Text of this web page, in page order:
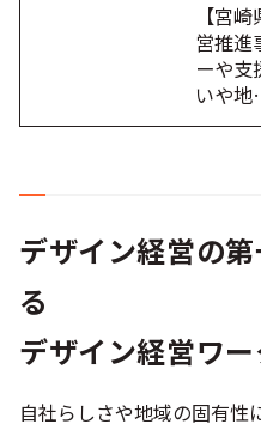
【宮
営推進
ーや支
いや
デザイン経営の
る
デザイン経営ワ
自社らしさや地域の固有性